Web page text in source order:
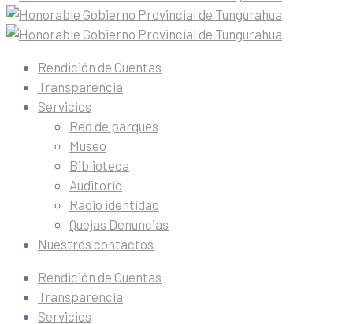
Rendición de Cuentas
Transparencia
Servicios
Red de parques
Museo
Biblioteca
Auditorio
Radio identidad
Quejas Denuncias
Nuestros contactos
Rendición de Cuentas
Transparencia
Servicios